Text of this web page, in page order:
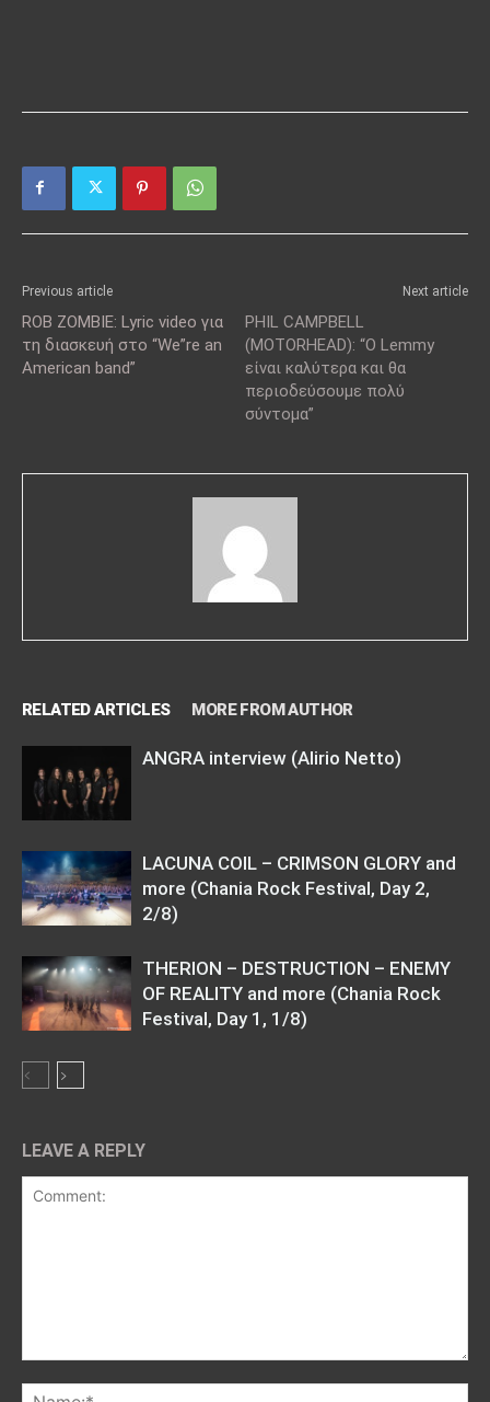
Previous article
ROB ZOMBIE: Lyric video για
τη διασκευή στο “We”re an
American band”
Next article
PHIL CAMPBELL
(MOTORHEAD): “O Lemmy
είναι καλύτερα και θα
περιοδεύσουμε πολύ
σύντομα”
RELATED ARTICLES MORE FROM AUTHOR
ANGRA interview (Alirio Netto)
LACUNA COIL – CRIMSON GLORY and
more (Chania Rock Festival, Day 2,
2/8)
THERION – DESTRUCTION – ENEMY
OF REALITY and more (Chania Rock
Festival, Day 1, 1/8)
LEAVE A REPLY